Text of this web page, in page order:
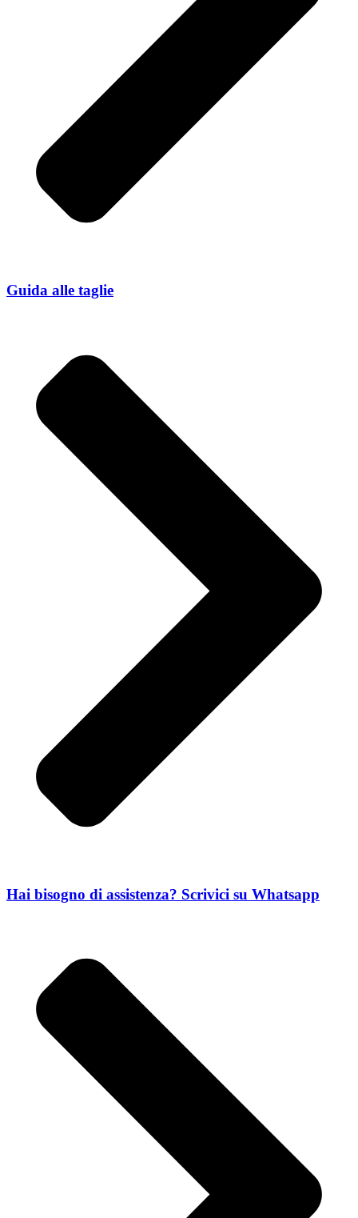
Guida alle taglie
Hai bisogno di assistenza? Scrivici su Whatsapp